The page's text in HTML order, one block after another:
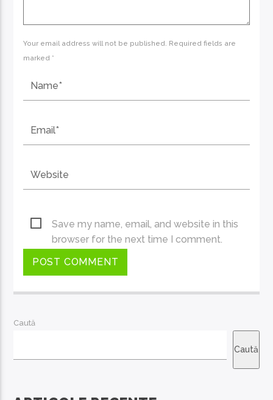
Your email address will not be published. Required fields are
marked *
Save my name, email, and website in this
browser for the next time I comment.
Caută
Caută